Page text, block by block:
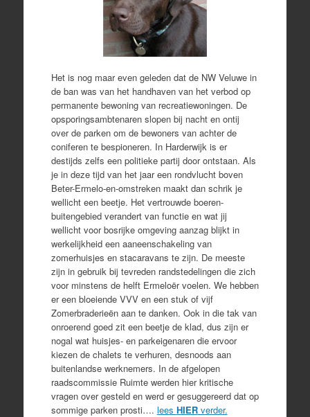
Het is nog maar even geleden dat de NW Veluwe in
de ban was van het handhaven van het verbod op
permanente bewoning van recreatiewoningen. De
opsporingsambtenaren slopen bij nacht en ontij
over de parken om de bewoners van achter de
coniferen te bespioneren. In Harderwijk is er
destijds zelfs een politieke partij door ontstaan. Als
je in deze tijd van het jaar een rondvlucht boven
Beter-Ermelo-en-omstreken maakt dan schrik je
wellicht een beetje. Het vertrouwde boeren-
buitengebied verandert van functie en wat jij
wellicht voor bosrijke omgeving aanzag blijkt in
werkelijkheid een aaneenschakeling van
zomerhuisjes en stacaravans te zijn. De meeste
zijn in gebruik bij tevreden randstedelingen die zich
voor minstens de helft Ermeloër voelen. We hebben
er een bloeiende VVV en een stuk of vijf
Zomerbraderieën aan te danken. Ook in die tak van
onroerend goed zit een beetje de klad, dus zijn er
nogal wat huisjes- en parkeigenaren die ervoor
kiezen de chalets te verhuren, desnoods aan
buitenlandse werknemers. In de afgelopen
raadscommissie Ruimte werden hier kritische
vragen over gesteld en werd er gesuggereerd dat op
sommige parken prosti…. lees HIERverder.